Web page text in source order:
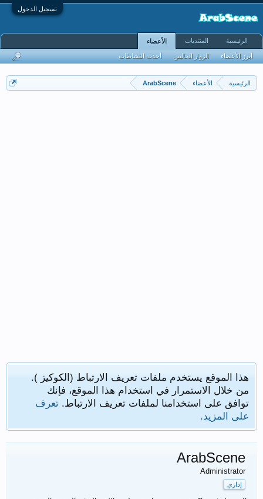
تسجيل الدخول
الرئيسية الأعضاء ArabScene
هذا الموقع يستخدم ملفات تعريف الارتباط (الكوكيز ).
من خلال الاستمرار في استخدام هذا الموقع، فإنك
توافق على استخدامنا لملفات تعريف الارتباط. تعرف
على المزيد.
ArabScene
Administrator
إداري
الرئيسية المنتديات الأعضاء
أبرز الأعضاء الزوار الحاليين أحدث النشاطات